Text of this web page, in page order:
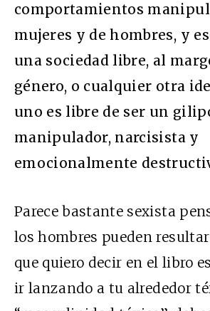
comportamientos
mujeres y de hombres, y
una sociedad libre, al
género, o cualquier otra
uno es libre de ser un
manipulador, narcisista y
emocionalmente
Parece bastante sexista
los hombres pueden
que quiero decir en el libro
ir lanzando a tu alrededor